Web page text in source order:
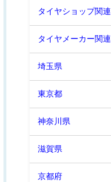
タイヤショップ関連
タイヤメーカー関連
埼玉県
東京都
神奈川県
滋賀県
京都府